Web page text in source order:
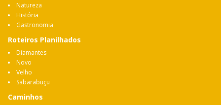
Natureza
História
Gastronomia
Roteiros Planilhados
Diamantes
Novo
Velho
Sabarabuçu
Caminhos